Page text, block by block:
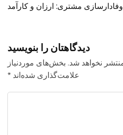
مشتری: ارزان و کارآمد
دیدگاهتان را بنویسید
نخواهد شد.بخش‌های موردنیاز
علامت‌گذاری شده‌اند*